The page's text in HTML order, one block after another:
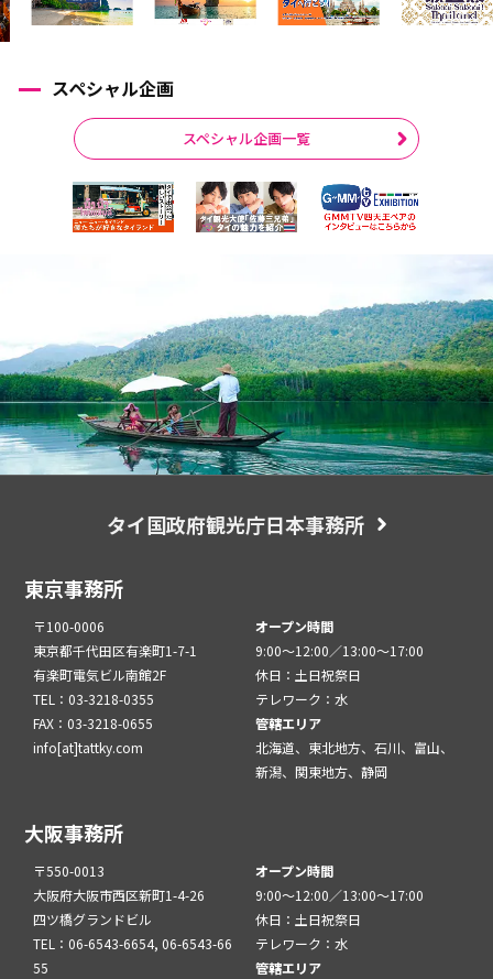
スペシャル企画
スペシャル企画一覧
タイ国政府観光庁日本事務所
東京事務所
〒100-0006
東京都千代田区有楽町1-7-1
有楽町電気ビル南館2F
TEL：03-3218-0355
FAX：03-3218-0655
info[at]tattky.com
オープン時間
9:00～12:00／13:00～17:00
休日：土日祝祭日
テレワーク：水
管轄エリア
北海道、東北地方、石川、富山、
新潟、関東地方、静岡
大阪事務所
〒550-0013
大阪府大阪市西区新町1-4-26
四ツ橋グランドビル
TEL：06-6543-6654, 06-6543-66
55
オープン時間
9:00～12:00／13:00～17:00
休日：土日祝祭日
テレワーク：水
管轄エリア